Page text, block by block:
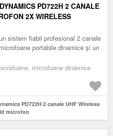
PD722H 2 CANALE
2X WIRELESS
sistem fiabil profesional 2 canale
portabile dinamice și un
microfoane dinamice
PD722H 2 canale UHF Wireless
microfon